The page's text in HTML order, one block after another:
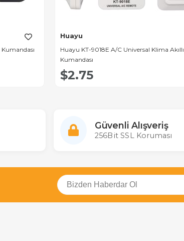
Huayu
Huayu KT-9018E A/C Universal Klima Akıllı
Kumandası
$2.75
Güvenli Alışveriş
256Bit SSL Koruması